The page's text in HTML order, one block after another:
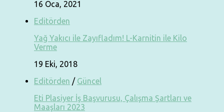
16 Oca, 2021
Editörden
Yağ Yakıcı ile Zayıfladım! L-Karnitin ile Kilo
Verme
19 Eki, 2018
Editörden / Güncel
Eti Plasiyer İş Başvurusu, Çalışma Şartları ve
Maaşları 2023